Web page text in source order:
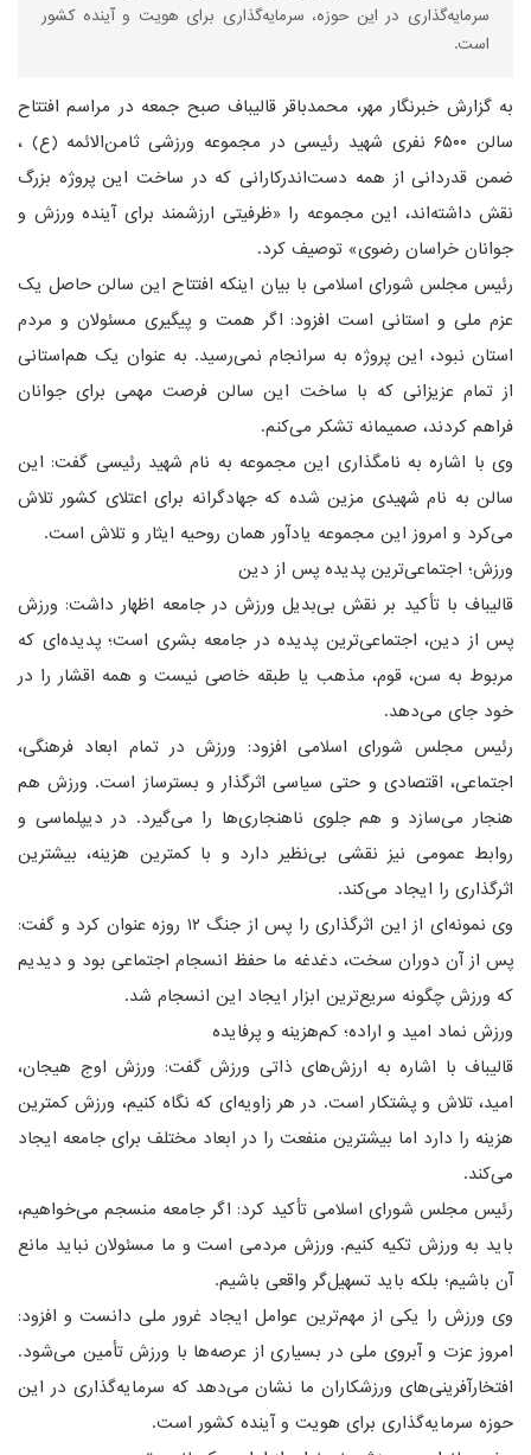
سرمایه‌گذاری در این حوزه، سرمایه‌گذاری برای هویت و آینده کشور
است.
به گزارش خبرنگار مهر، محمدباقر قالیباف صبح جمعه در مراسم افتتاح
سالن ۶۵۰۰ نفری شهید رئیسی در مجموعه ورزشی ثامن‌الائمه (ع) ،
ضمن قدردانی از همه دست‌اندرکارانی که در ساخت این پروژه بزرگ
نقش داشته‌اند، این مجموعه را «ظرفیتی ارزشمند برای آینده ورزش و
جوانان خراسان رضوی» توصیف کرد.
رئیس مجلس شورای اسلامی با بیان اینکه افتتاح این سالن حاصل یک
عزم ملی و استانی است افزود: اگر همت و پیگیری مسئولان و مردم
استان نبود، این پروژه به سرانجام نمی‌رسید. به عنوان یک هم‌استانی
از تمام عزیزانی که با ساخت این سالن فرصت مهمی برای جوانان
فراهم کردند، صمیمانه تشکر می‌کنم.
وی با اشاره به نامگذاری این مجموعه به نام شهید رئیسی گفت: این
سالن به نام شهیدی مزین شده که جهادگرانه برای اعتلای کشور تلاش
می‌کرد و امروز این مجموعه یادآور همان روحیه ایثار و تلاش است.
ورزش؛ اجتماعی‌ترین پدیده پس از دین
قالیباف با تأکید بر نقش بی‌بدیل ورزش در جامعه اظهار داشت: ورزش
پس از دین، اجتماعی‌ترین پدیده در جامعه بشری است؛ پدیده‌ای که
مربوط به سن، قوم، مذهب یا طبقه خاصی نیست و همه اقشار را در
خود جای می‌دهد.
رئیس مجلس شورای اسلامی افزود: ورزش در تمام ابعاد فرهنگی،
اجتماعی، اقتصادی و حتی سیاسی اثرگذار و بسترساز است. ورزش هم
هنجار می‌سازد و هم جلوی ناهنجاری‌ها را می‌گیرد. در دیپلماسی و
روابط عمومی نیز نقشی بی‌نظیر دارد و با کمترین هزینه، بیشترین
اثرگذاری را ایجاد می‌کند.
وی نمونه‌ای از این اثرگذاری را پس از جنگ ۱۲ روزه عنوان کرد و گفت:
پس از آن دوران سخت، دغدغه ما حفظ انسجام اجتماعی بود و دیدیم
که ورزش چگونه سریع‌ترین ابزار ایجاد این انسجام شد.
ورزش نماد امید و اراده؛ کم‌هزینه و پرفایده
قالیباف با اشاره به ارزش‌های ذاتی ورزش گفت: ورزش اوج هیجان،
امید، تلاش و پشتکار است. در هر زاویه‌ای که نگاه کنیم، ورزش کمترین
هزینه را دارد اما بیشترین منفعت را در ابعاد مختلف برای جامعه ایجاد
می‌کند.
رئیس مجلس شورای اسلامی تأکید کرد: اگر جامعه منسجم می‌خواهیم،
باید به ورزش تکیه کنیم. ورزش مردمی است و ما مسئولان نباید مانع
آن باشیم؛ بلکه باید تسهیل‌گر واقعی باشیم.
وی ورزش را یکی از مهم‌ترین عوامل ایجاد غرور ملی دانست و افزود:
امروز عزت و آبروی ملی در بسیاری از عرصه‌ها با ورزش تأمین می‌شود.
افتخارآفرینی‌های ورزشکاران ما نشان می‌دهد که سرمایه‌گذاری در این
حوزه سرمایه‌گذاری برای هویت و آینده کشور است.